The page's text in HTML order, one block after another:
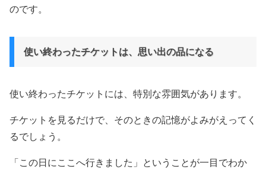
のです。
使い終わったチケットは、思い出の品になる
使い終わったチケットには、特別な雰囲気があります。
チケットを見るだけで、そのときの記憶がよみがえってく
るでしょう。
「この日にここへ行きました」ということが一目でわか